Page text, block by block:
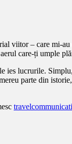
viitor – care mi-
care-ți umple
ies lucrurile.
parte din